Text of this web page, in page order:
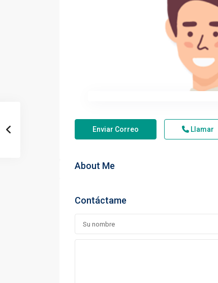
Enviar Correo Llamar
About Me
Contáctame